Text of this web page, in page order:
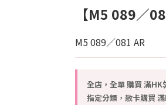
【M5 089／
M5 089／081 AR
全店，全單 購買 滿
指定分類，散卡購買